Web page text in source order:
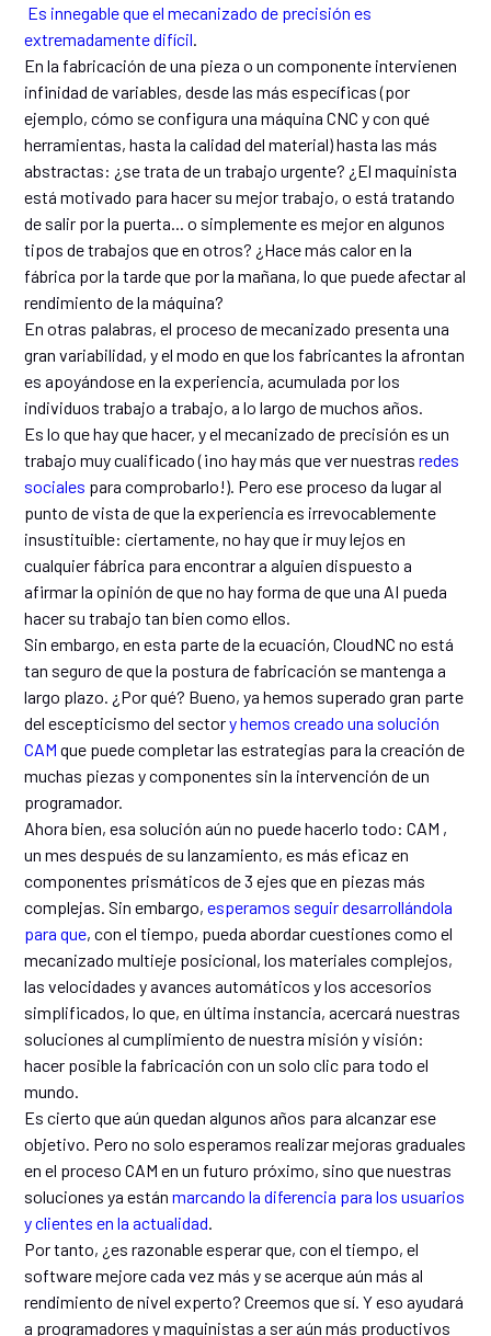
Es innegable que el mecanizado de precisión es
extremadamente difícil
En la fabricación de una pieza o un componente intervienen
infinidad de variables, desde las más específicas (por
ejemplo, cómo se configura una máquina CNC y con qué
herramientas, hasta la calidad del material) hasta las más
abstractas: ¿se trata de un trabajo urgente? ¿El maquinista
está motivado para hacer su mejor trabajo, o está tratando
de salir por la puerta... o simplemente es mejor en algunos
tipos de trabajos que en otros? ¿Hace más calor en la
fábrica por la tarde que por la mañana, lo que puede afectar al
rendimiento de la máquina?
En otras palabras, el proceso de mecanizado presenta una
gran variabilidad, y el modo en que los fabricantes la afrontan
es apoyándose en la experiencia, acumulada por los
individuos trabajo a trabajo, a lo largo de muchos años.
Es lo que hay que hacer, y el mecanizado de precisión es un
trabajo muy cualificado (¡no hay más que ver nuestrasredes
sociales para comprobarlo!). Pero ese proceso da lugar al
punto de vista de que la experiencia es irrevocablemente
insustituible: ciertamente, no hay que ir muy lejos en
cualquier fábrica para encontrar a alguien dispuesto a
afirmar la opinión de que no hay forma de que una AI pueda
hacer su trabajo tan bien como ellos.
Sin embargo, en esta parte de la ecuación, CloudNC no está
tan seguro de que la postura de fabricación se mantenga a
largo plazo. ¿Por qué? Bueno, ya hemos superado gran parte
del escepticismo del sectory hemos creado una solución
CAMque puede completar las estrategias para la creación de
muchas piezas y componentes sin la intervención de un
programador.
Ahora bien, esa solución aún no puede hacerlo todo: CAM ,
un mes después de su lanzamiento, es más eficaz en
componentes prismáticos de 3 ejes que en piezas más
complejas. Sin embargo,esperamos seguir desarrollándola
para que, con el tiempo, pueda abordar cuestiones como el
mecanizado multieje posicional, los materiales complejos,
las velocidades y avances automáticos y los accesorios
simplificados, lo que, en última instancia, acercará nuestras
soluciones al cumplimiento de nuestra misión y visión:
hacer posible la fabricación con un solo clic para todo el
mundo.
Es cierto que aún quedan algunos años para alcanzar ese
objetivo. Pero no solo esperamos realizar mejoras graduales
en el proceso CAM en un futuro próximo, sino que nuestras
soluciones ya estánmarcando la diferencia para los usuarios
y clientes en la actualidad
Por tanto, ¿es razonable esperar que, con el tiempo, el
software mejore cada vez más y se acerque aún más al
rendimiento de nivel experto? Creemos que sí. Y eso ayudará
a programadores y maquinistas a ser aún más productivos